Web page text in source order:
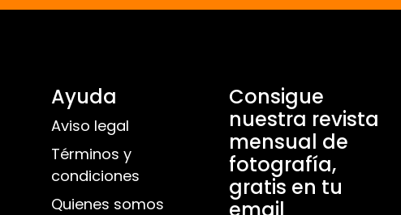
Ayuda
Aviso legal
Términos y
condiciones
Quienes somos
Consigue
nuestra revista
mensual de
fotografía,
gratis en tu